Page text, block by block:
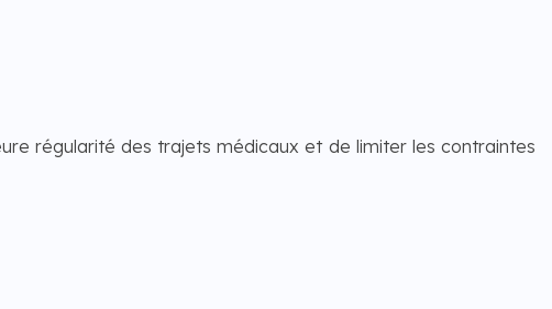
régularité des trajets médicaux et de limiter les contraintes